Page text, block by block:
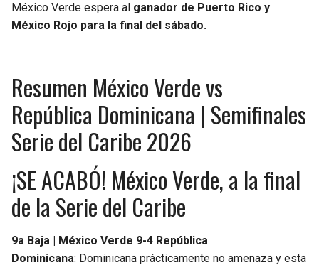
México Verde espera al ganador de Puerto Rico y
México Rojo para la final del sábado.
Resumen México Verde vs
República Dominicana | Semifinales
Serie del Caribe 2026
¡SE ACABÓ! México Verde, a la final
de la Serie del Caribe
9a Baja | México Verde 9-4 República
Dominicana: Dominicana prácticamente no amenaza y esta